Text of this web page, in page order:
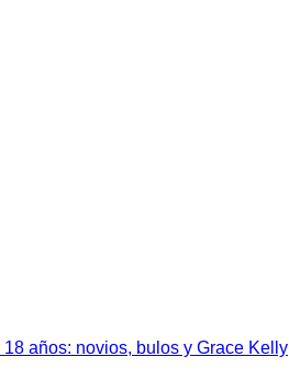
años: novios, bulos y Grace Kelly